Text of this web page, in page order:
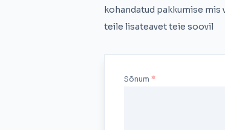
kohandatud pakkumise mis
teile lisateavet teie soovil
Sõnum